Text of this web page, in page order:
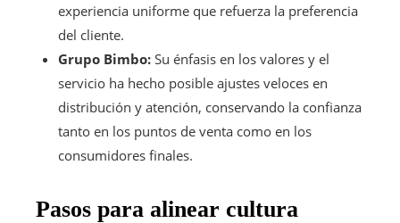
experiencia uniforme que refuerza la preferencia
del cliente.
Grupo Bimbo: Su énfasis en los valores y el
servicio ha hecho posible ajustes veloces en
distribución y atención, conservando la confianza
tanto en los puntos de venta como en los
consumidores finales.
Pasos para alinear cultura